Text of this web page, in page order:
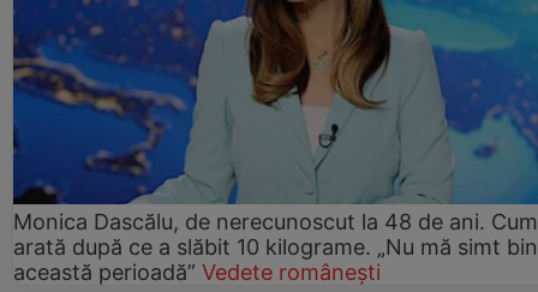
Monica Dascălu, de nerecunoscut la 48 de ani. Cum
arată după ce a slăbit 10 kilograme. „Nu mă simt
această perioadă” Vedete românești